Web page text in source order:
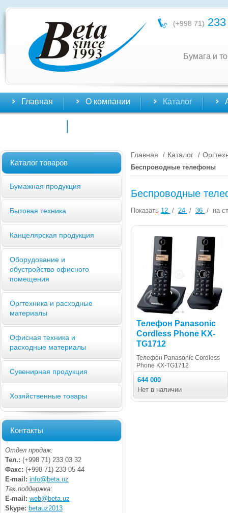
(+998 71)
Бумага и
Главная О компании Каталог
Каталог товаров
Бумажная продукция
Бытовая техника
Канцелярская продукция
Оборудование и
обустройство офисного
помещения
Оргтехника и расходные
материалы
Офисная техника и
расходные материалы
Сувенирная продукция
Хозяйственные товары
Контакты
Отдел продаж:
Тел.: (+998 71) 233 03 32
Факс: (+998 71) 233 05 44
E-mail: info@beta.uz
Тех.поддержка:
E-mail: web@beta.uz
Skype: betauz2013
Главная / Каталог /
Беспроводные телефоны
Беспроводные
Показать 12 / 24 / 36 / на
Телефон Panasonic
Cordless Phone KX-
TG1712
Телефон Panasonic Cordless
Phone KX-TG1712
644 000
Нет в наличии